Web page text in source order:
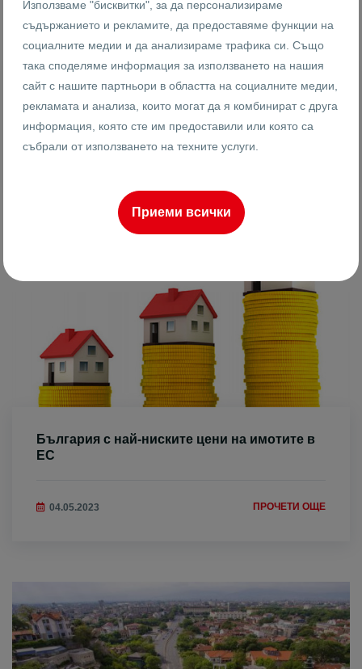
Ползи от работата с агенция за недвижими
имоти
България с най-ниските цени на имотите в
ЕС
04.05.2023 ПРОЧЕТИ ОЩЕ
Използваме "бисквитки", за да персонализираме
съдържанието и рекламите, да предоставяме функции на
социалните медии и да анализираме трафика си. Също
така споделяме информация за използването на нашия
сайт с нашите партньори в областта на социалните медии,
рекламата и анализа, които могат да я комбинират с друга
информация, която сте им предоставили или която са
събрали от използването на техните услуги.
Приеми всички